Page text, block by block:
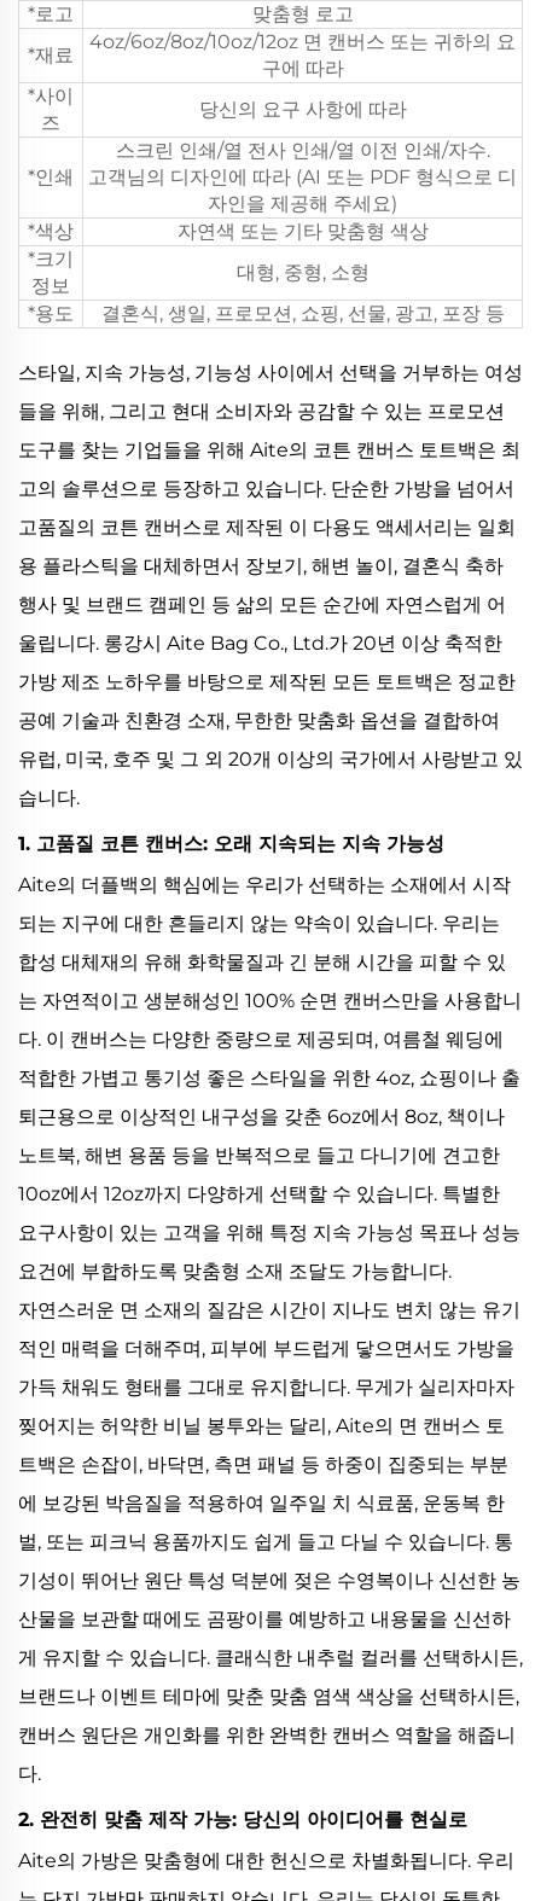
*로고
맞춤형 로고
*재료
4oz/6oz/8oz/10oz/12oz 면 캔버스 또는 귀하의 요
구에 따라
*사이
즈
당신의 요구 사항에 따라
*인쇄
스크린 인쇄/열 전사 인쇄/열 이전 인쇄/자수.
고객님의 디자인에 따라 (AI 또는 PDF 형식으로 디
자인을 제공해 주세요)
*색상
자연색 또는 기타 맞춤형 색상
*크기
정보
대형, 중형, 소형
*용도
결혼식, 생일, 프로모션, 쇼핑, 선물, 광고, 포장 등
스타일, 지속 가능성, 기능성 사이에서 선택을 거부하는 여성
들을 위해, 그리고 현대 소비자와 공감할 수 있는 프로모션
도구를 찾는 기업들을 위해 Aite의 코튼 캔버스 토트백은 최
고의 솔루션으로 등장하고 있습니다. 단순한 가방을 넘어서
고품질의 코튼 캔버스로 제작된 이 다용도 액세서리는 일회
용 플라스틱을 대체하면서 장보기, 해변 놀이, 결혼식 축하
행사 및 브랜드 캠페인 등 삶의 모든 순간에 자연스럽게 어
울립니다. 롱강시 Aite Bag Co., Ltd.가 20년 이상 축적한
가방 제조 노하우를 바탕으로 제작된 모든 토트백은 정교한
공예 기술과 친환경 소재, 무한한 맞춤화 옵션을 결합하여
유럽, 미국, 호주 및 그 외 20개 이상의 국가에서 사랑받고 있
습니다.
1. 고품질 코튼 캔버스: 오래 지속되는 지속 가능성
Aite의 더플백의 핵심에는 우리가 선택하는 소재에서 시작
되는 지구에 대한 흔들리지 않는 약속이 있습니다. 우리는
합성 대체재의 유해 화학물질과 긴 분해 시간을 피할 수 있
는 자연적이고 생분해성인 100% 순면 캔버스만을 사용합니
다. 이 캔버스는 다양한 중량으로 제공되며, 여름철 웨딩에
적합한 가볍고 통기성 좋은 스타일을 위한 4oz, 쇼핑이나 출
퇴근용으로 이상적인 내구성을 갖춘 6oz에서 8oz, 책이나
노트북, 해변 용품 등을 반복적으로 들고 다니기에 견고한
10oz에서 12oz까지 다양하게 선택할 수 있습니다. 특별한
요구사항이 있는 고객을 위해 특정 지속 가능성 목표나 성능
요건에 부합하도록 맞춤형 소재 조달도 가능합니다.
자연스러운 면 소재의 질감은 시간이 지나도 변치 않는 유기
적인 매력을 더해주며, 피부에 부드럽게 닿으면서도 가방을
가득 채워도 형태를 그대로 유지합니다. 무게가 실리자마자
찢어지는 허약한 비닐 봉투와는 달리, Aite의 면 캔버스 토
트백은 손잡이, 바닥면, 측면 패널 등 하중이 집중되는 부분
에 보강된 박음질을 적용하여 일주일 치 식료품, 운동복 한
벌, 또는 피크닉 용품까지도 쉽게 들고 다닐 수 있습니다. 통
기성이 뛰어난 원단 특성 덕분에 젖은 수영복이나 신선한 농
산물을 보관할 때에도 곰팡이를 예방하고 내용물을 신선하
게 유지할 수 있습니다. 클래식한 내추럴 컬러를 선택하시든,
브랜드나 이벤트 테마에 맞춘 맞춤 염색 색상을 선택하시든,
캔버스 원단은 개인화를 위한 완벽한 캔버스 역할을 해줍니
다.
2. 완전히 맞춤 제작 가능: 당신의 아이디어를 현실로
Aite의 가방은 맞춤형에 대한 헌신으로 차별화됩니다. 우리